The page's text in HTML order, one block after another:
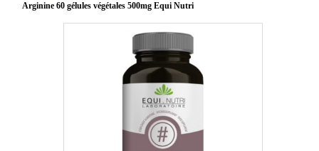
Arginine 60 gélules végétales 500mg Equi Nutri